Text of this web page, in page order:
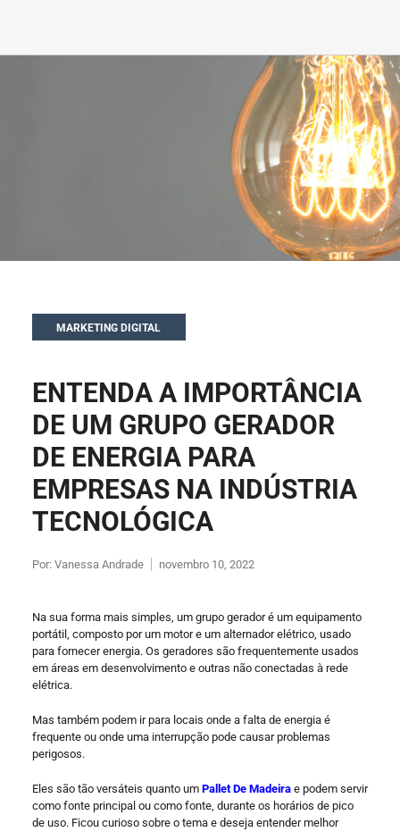
MARKETING DIGITAL
ENTENDA A IMPORTÂNCIA
DE UM GRUPO GERADOR
DE ENERGIA PARA
EMPRESAS NA INDÚSTRIA
TECNOLÓGICA
Por: Vanessa Andrade novembro 10, 2022
Na sua forma mais simples, um grupo gerador é um equipamento
portátil, composto por um motor e um alternador elétrico, usado
para fornecer energia. Os geradores são frequentemente usados ​​
em áreas em desenvolvimento e outras não conectadas à rede
elétrica.
Mas também podem ir para locais onde a falta de energia é
frequente ou onde uma interrupção pode causar problemas
perigosos.
Eles são tão versáteis quanto um Pallet De Madeira e podem servir
como fonte principal ou como fonte, durante os horários de pico
de uso. Ficou curioso sobre o tema e deseja entender melhor